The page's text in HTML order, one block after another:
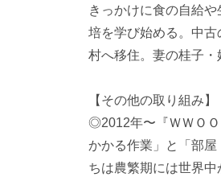
きっかけに食の自給
培を学び始める。中
村へ移住。妻の桂子・
【その他の取り組み】
◎2012年〜『ＷＷＯＯ
かかる作業」と「部
ちは農繁期には世界